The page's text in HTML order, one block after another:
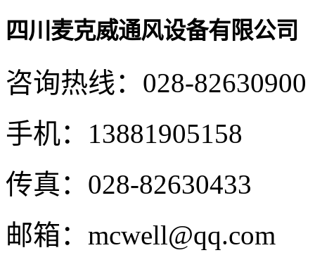
四川麦克威通风设备有限公司
咨询热线： 028-82630900
手机： 13881905158
传真： 028-82630433
邮箱： mcwell@qq.com